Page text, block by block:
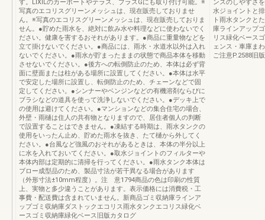
す。LIXILのカーポートやテラス、プラスGにも取り付け可能。※
写真のエコリスグリーンメッシュは、現在販売しておりませ
ん。※写真のエコリスグリーンメッシュは、現在販売しておりま
せん。●貯めた雨水を、絶対に飲み水や料理などに使わないでく
ださい。健康を害するおそれがあります。●商品に重量物などを
立て掛けないでください。●商品には、雨水・水道水以外は入れ
ないでください。●雨水が貯まったままの状態で商品本体を移動
させないでください。●後方への転倒防止のため、本体は必ず背
面に壁面または柱がある場所に設置してください。●本体は水平
で安定した場所に設置し、転倒防止のため、チェーンなどで固
定してください。●シンナーやベンジンなどの有機溶剤ならびに
ブラシなどの道具を使って洗浄しないでください。●デッキ上で
の使用は避けてください。●マンションなどの集合住宅の場合、
外壁・雨樋は住人の共有物となりますので、居住者個人の判断
で設置することはできません。●凍結する時期は、雨水タンクの
使用をいったん止め、貯めた雨水を抜き、たて樋から外してく
ださい。●台風など強風のおそれがあるときは、本体の半分以上
に水を入れておいてください。●取水ジョイントのフィルターや
本体内部は定期的に清掃を行ってください。●雨水タンク本体は
ブロー成型品のため、製品寸法が若干異なる場合があります
（外形寸法±10mm程度）。注 意1794商品の色は印刷の性質
上、実物と多少違うことがあります。表示価格には消費税・工
事費・配送費は含まれていません。新商品ゴミ収納庫ラインア
ップゴミ収納庫ダストックエコリス雨水タンクエコリス緑化ベ
ースゴミ収納庫緑化ベース旧版カタログ
ンスのしやすさ
水ジョイントと
ト雨水タンクと
庫ラインアップ
リス緑化ベース
ェンス・車庫ま
ご注意P.2588旧